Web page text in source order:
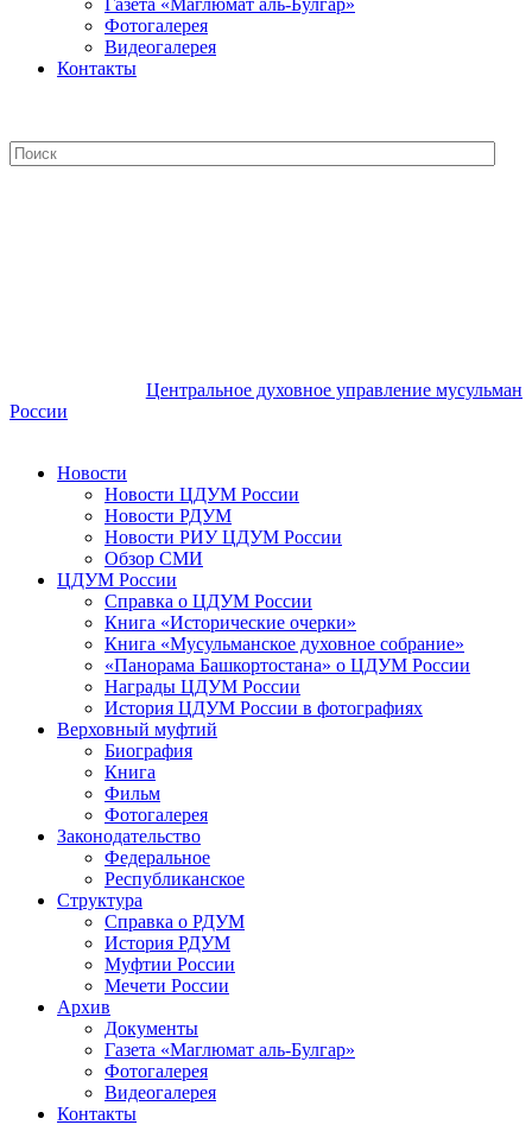
Газета «Маглюмат аль-Булгар»
Фотогалерея
Видеогалерея
Контакты
Центральное духовное управление мусульман
России
Новости
Новости ЦДУМ России
Новости РДУМ
Новости РИУ ЦДУМ России
Обзор СМИ
ЦДУМ России
Справка о ЦДУМ России
Книга «Исторические очерки»
Книга «Мусульманское духовное собрание»
«Панорама Башкортостана» о ЦДУМ России
Награды ЦДУМ России
История ЦДУМ России в фотографиях
Верховный муфтий
Биография
Книга
Фильм
Фотогалерея
Законодательство
Федеральное
Республиканское
Структура
Справка о РДУМ
История РДУМ
Муфтии России
Мечети России
Архив
Документы
Газета «Маглюмат аль-Булгар»
Фотогалерея
Видеогалерея
Контакты